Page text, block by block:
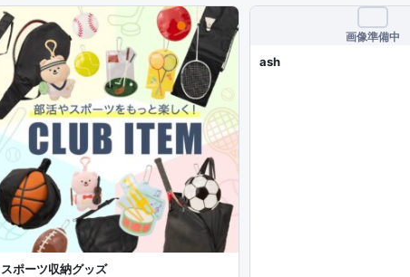
スポーツ収納グッズ
画像準備中
ash